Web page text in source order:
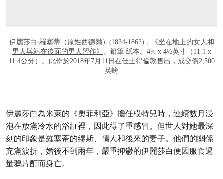
伊麗莎白‧羅塞蒂（原姓西德爾）(1834-1862)，《坐在地上的女人和
男人與站在後面的男人習作》 。鉛筆 紙本。4⅜ x 4½英寸（11.1 x
11.4公分）。此作於2018年7月11日在佳士得倫敦售出，成交價2,500
英鎊
伊麗莎白為米萊的《奧菲利亞》擔任模特兒時，連續數月浸
泡在放滿冷水的浴缸裡，因此得了重感冒。但世人對她最深
刻的印象是羅塞蒂的繆斯、情人和後來的妻子。他們的關係
充滿波折，婚後不到兩年，嚴重抑鬱的伊麗莎白便因服食過
量鴉片酊而身亡。